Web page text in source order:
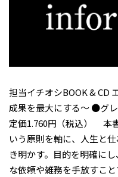
担当イチオシBOOK & CD
成果を最大にする〜 ●グ
定価1.760円（税込） 本
いう原則を軸に、人生と
き明かす。目的を明確に
な依頼や雑務を手放すこと